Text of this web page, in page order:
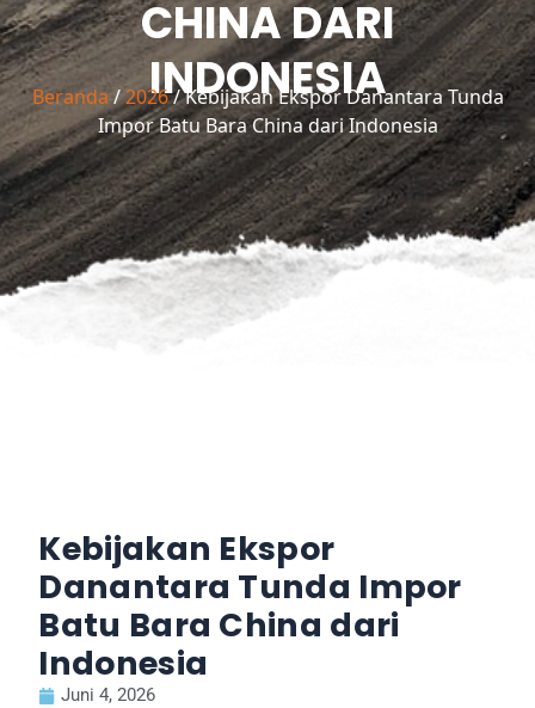
CHINA DARI
INDONESIA
Beranda/2026/ Kebijakan Ekspor Danantara Tunda
Impor Batu Bara China dari Indonesia
Kebijakan Ekspor
Danantara Tunda Impor
Batu Bara China dari
Indonesia
Juni 4, 2026